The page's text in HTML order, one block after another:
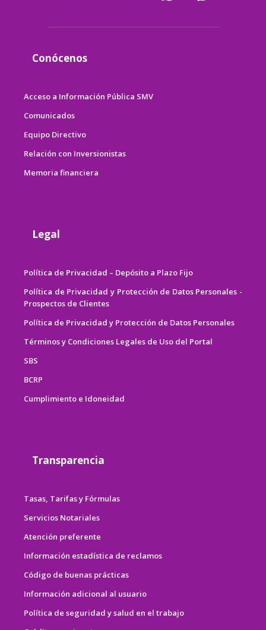
Conócenos
Acceso a Información Pública SMV
Comunicados
Equipo Directivo
Relación con Inversionistas
Memoria financiera
Legal
Política de Privacidad – Depósito a Plazo Fijo
Política de Privacidad y Protección de Datos Personales -
Prospectos de Clientes
Política de Privacidad y Protección de Datos Personales
Términos y Condiciones Legales de Uso del Portal
SBS
BCRP
Cumplimiento e Idoneidad
Transparencia
Tasas, Tarifas y Fórmulas
Servicios Notariales
Atención preferente
Información estadística de reclamos
Código de buenas prácticas
Información adicional al usuario
Política de seguridad y salud en el trabajo